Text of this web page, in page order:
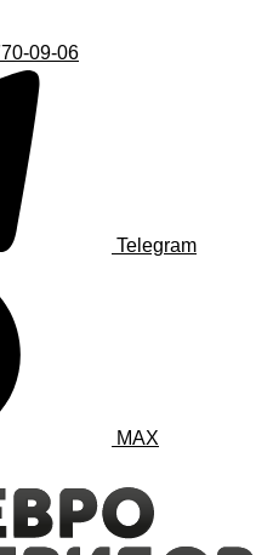
09-06
Telegram
MAX